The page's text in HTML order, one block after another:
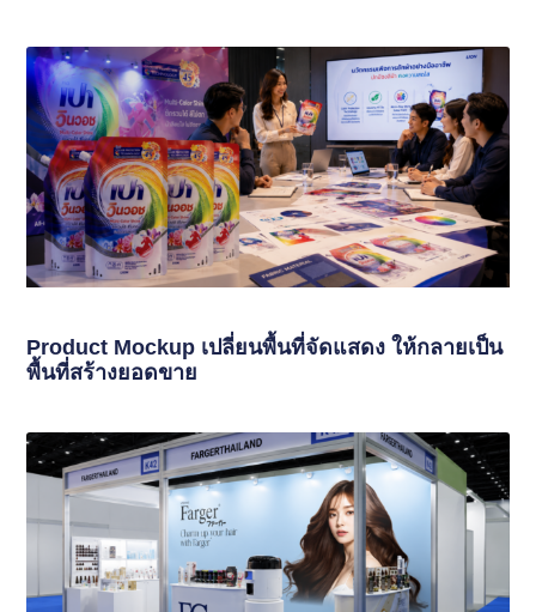
Product Mockup เปลี่ยนพื้นที่จัดแสดง ให้กลายเป็น
พื้นที่สร้างยอดขาย